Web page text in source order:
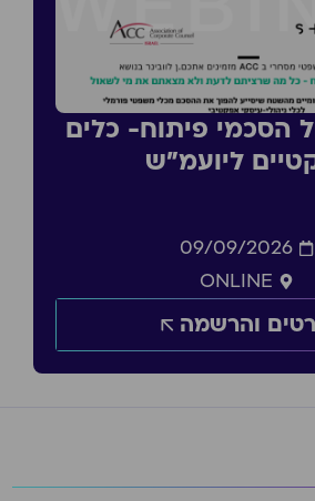
הסכמי פיתוח- כלים
ליועמ״ש
09/09/2026
ONLINE
והרשמה